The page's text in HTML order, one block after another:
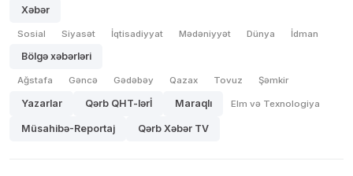
Xəbər
Sosial Siyasət İqtisadiyyat Mədəniyyət Dünya İdman
Bölgə xəbərləri
Ağstafa Gəncə Gədəbəy Qazax Tovuz Şəmkir
Yazarlar Qərb QHT-lərİ Maraqlı Elm və Texnologiya
Müsahibə-Reportaj Qərb Xəbər TV